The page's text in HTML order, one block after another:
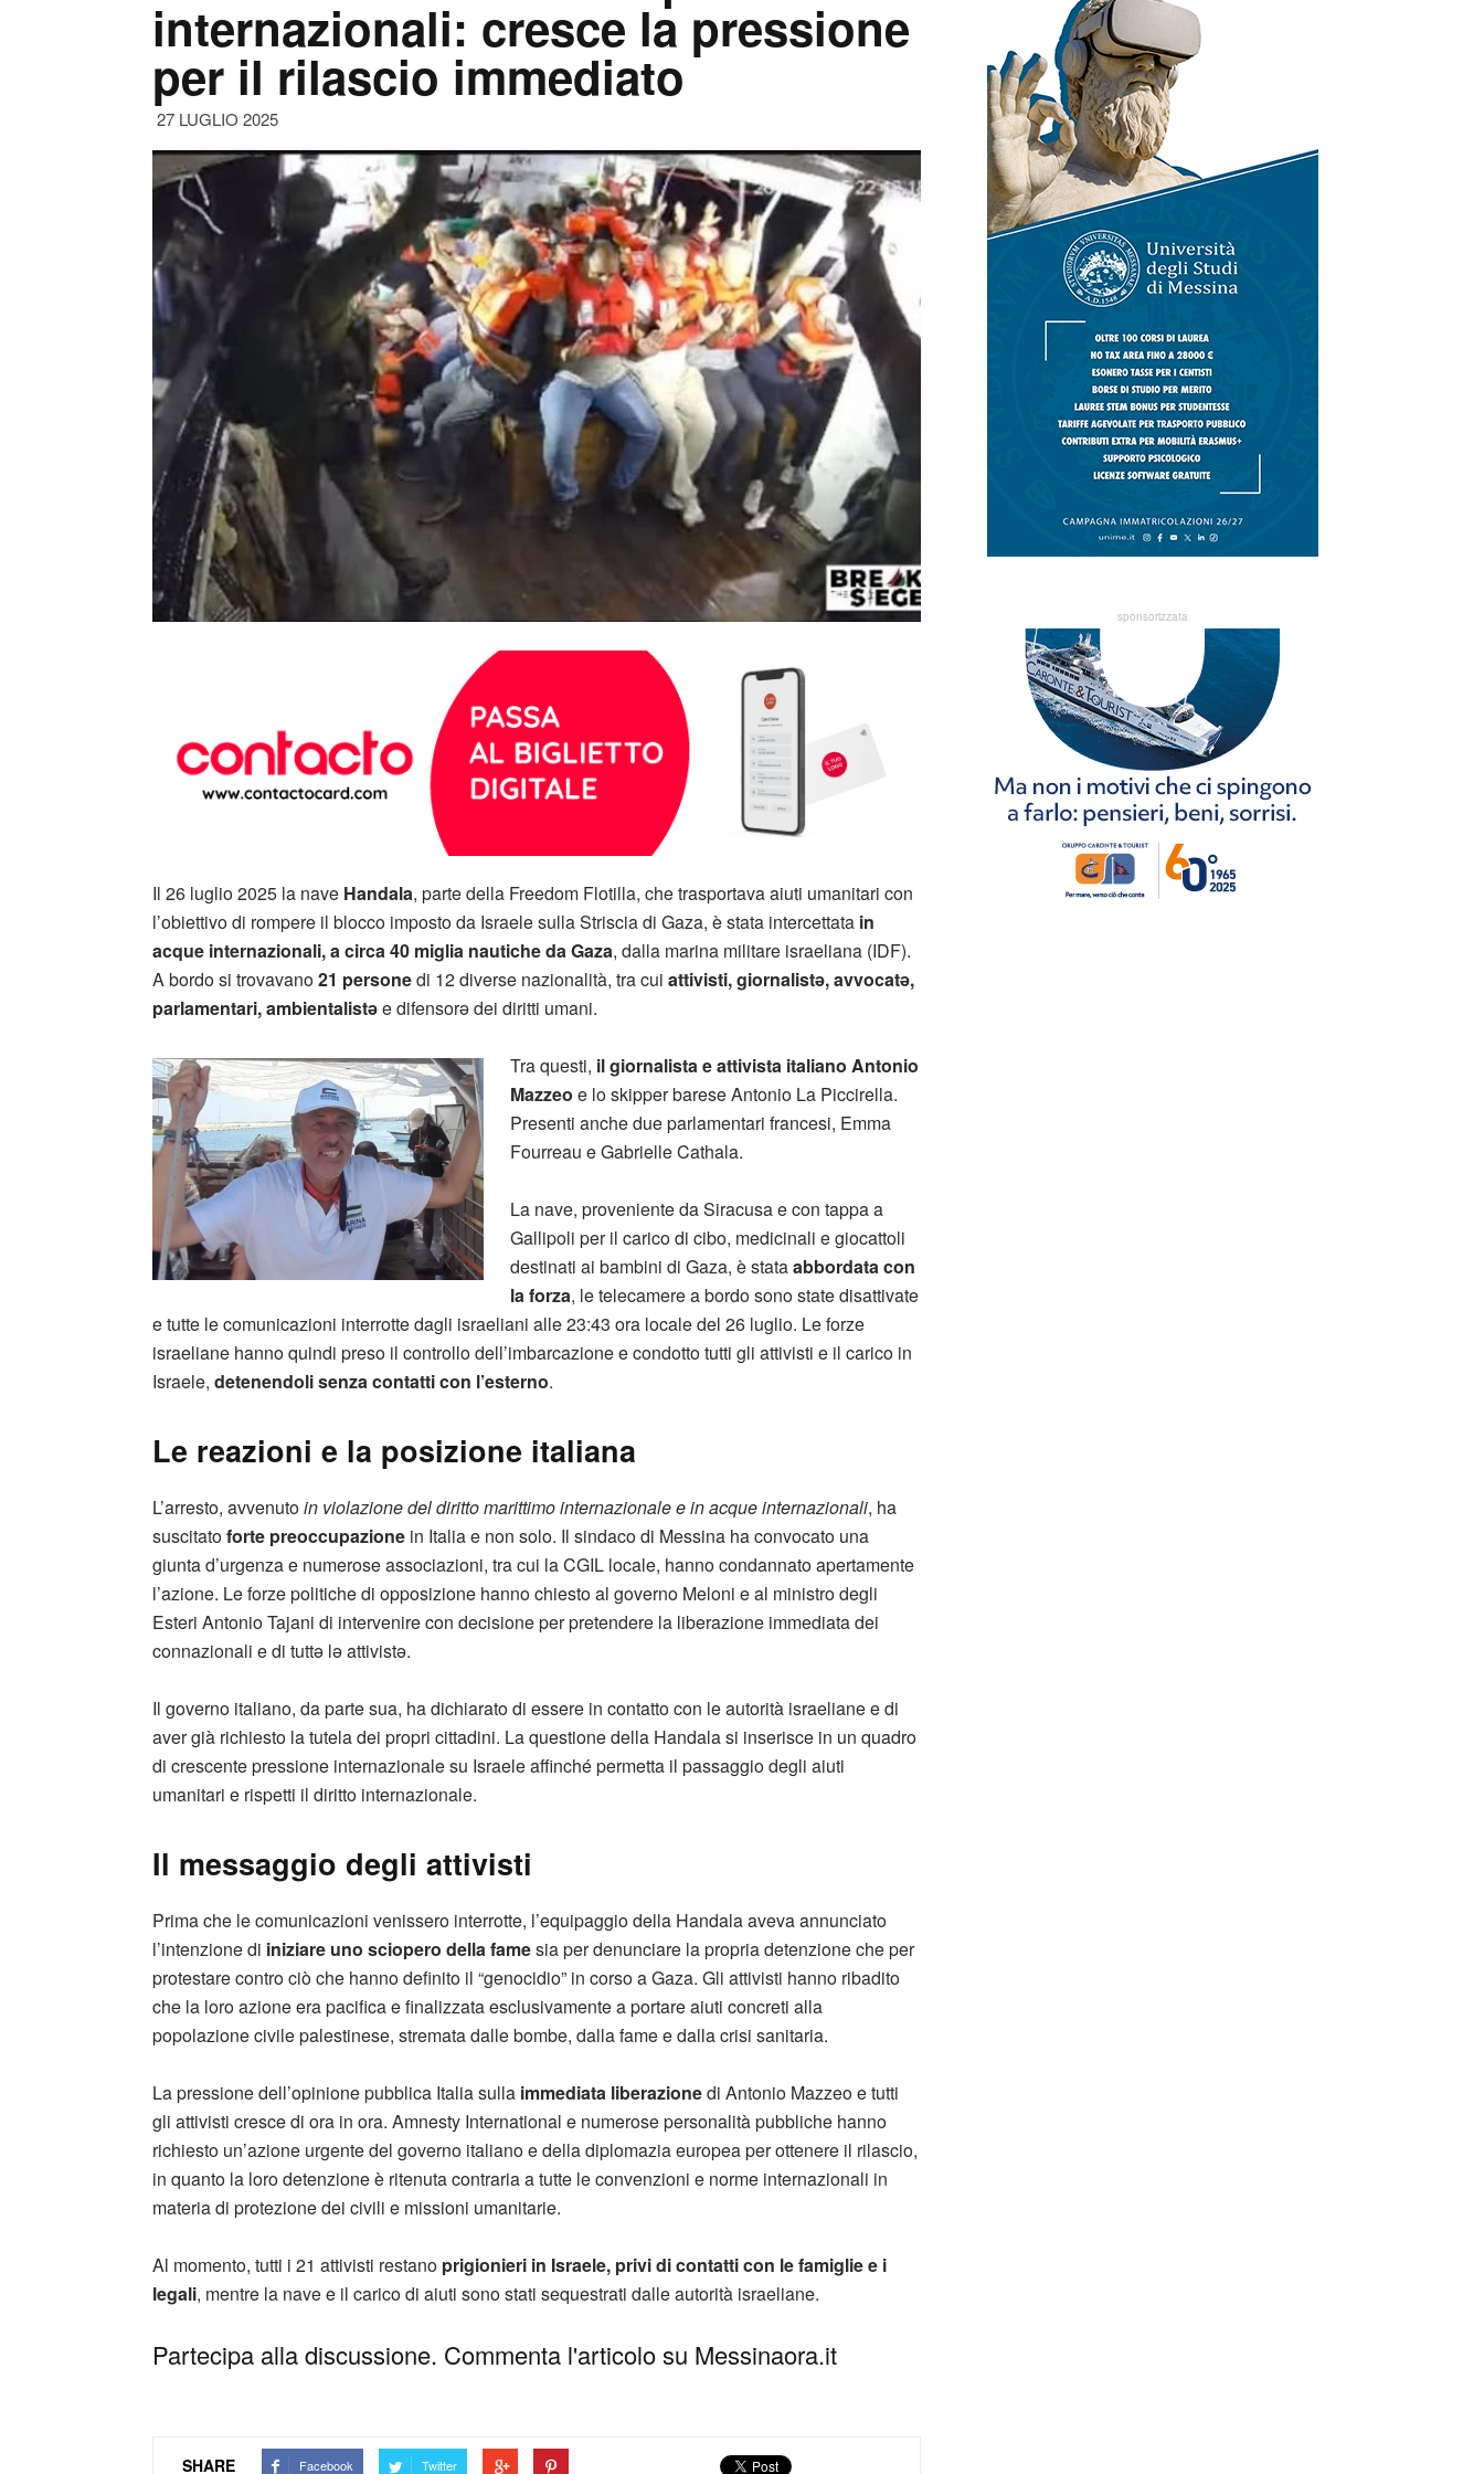
internazionali: cresce la pressione
per il rilascio immediato
27 LUGLIO 2025
Il 26 luglio 2025 la nave Handala, parte della Freedom Flotilla, che trasportava aiuti umanitari con
l’obiettivo di rompere il blocco imposto da Israele sulla Striscia di Gaza, è stata intercettata in
acque internazionali, a circa 40 miglia nautiche da Gaza, dalla marina militare israeliana (IDF).
A bordo si trovavano21 personedi 12 diverse nazionalità, tra cui attivisti, giornalistə, avvocatə,
parlamentari, ambientalistəe difensorə dei diritti umani.
Tra questi, il giornalista e attivista italiano Antonio
Mazzeo e lo skipper barese Antonio La Piccirella.
Presenti anche due parlamentari francesi, Emma
Fourreau e Gabrielle Cathala.
La nave, proveniente da Siracusa e con tappa a
Gallipoli per il carico di cibo, medicinali e giocattoli
destinati ai bambini di Gaza, è stataabbordata con
la forza, le telecamere a bordo sono state disattivate
e tutte le comunicazioni interrotte dagli israeliani alle 23:43 ora locale del 26 luglio. Le forze
israeliane hanno quindi preso il controllo dell’imbarcazione e condotto tutti gli attivisti e il carico in
Israele, detenendoli senza contatti con l’esterno.
Le reazioni e la posizione italiana
L’arresto, avvenutoin violazione del diritto marittimo internazionale e in acque internazionali, ha
suscitatoforte preoccupazione in Italia e non solo. Il sindaco di Messina ha convocato una
giunta d’urgenza e numerose associazioni, tra cui la CGIL locale, hanno condannato apertamente
l’azione. Le forze politiche di opposizione hanno chiesto al governo Meloni e al ministro degli
Esteri Antonio Tajani di intervenire con decisione per pretendere la liberazione immediata dei
connazionali e di tuttə lə attivistə.
Il governo italiano, da parte sua, ha dichiarato di essere in contatto con le autorità israeliane e di
aver già richiesto la tutela dei propri cittadini. La questione della Handala si inserisce in un quadro
di crescente pressione internazionale su Israele affinché permetta il passaggio degli aiuti
umanitari e rispetti il diritto internazionale.
Il messaggio degli attivisti
Prima che le comunicazioni venissero interrotte, l’equipaggio della Handala aveva annunciato
l’intenzione di iniziare uno sciopero della famesia per denunciare la propria detenzione che per
protestare contro ciò che hanno definito il “genocidio” in corso a Gaza. Gli attivisti hanno ribadito
che la loro azione era pacifica e finalizzata esclusivamente a portare aiuti concreti alla
popolazione civile palestinese, stremata dalle bombe, dalla fame e dalla crisi sanitaria.
La pressione dell’opinione pubblica Italia sulla immediata liberazionedi Antonio Mazzeo e tutti
gli attivisti cresce di ora in ora. Amnesty International e numerose personalità pubbliche hanno
richiesto un’azione urgente del governo italiano e della diplomazia europea per ottenere il rilascio,
in quanto la loro detenzione è ritenuta contraria a tutte le convenzioni e norme internazionali in
materia di protezione dei civili e missioni umanitarie.
Al momento, tutti i 21 attivisti restano prigionieri in Israele, privi di contatti con le famiglie e i
legali, mentre la nave e il carico di aiuti sono stati sequestrati dalle autorità israeliane.
Partecipa alla discussione. Commenta l'articolo su Messinaora.it
SHARE Facebook Twitter
sponsorizzata